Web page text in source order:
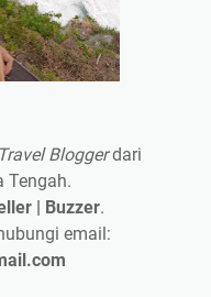
Travel Bloggerdari
Tengah.
| Buzzer.
email: